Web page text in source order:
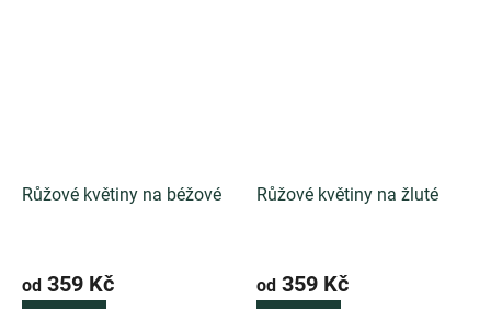
Růžové květiny na béžové
od 359 Kč
Růžové květiny na žluté
od 359 Kč